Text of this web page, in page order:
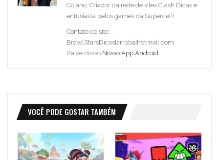
Goiano, Criador da rede de sites Clash Dicas e
entusiasta pelos games da Supercell!
Contato do site:
BrawlStarsDicas[arroba]hotmail.com
Baixe nosso Nosso App Android
VOCÊ PODE GOSTAR TAMBÉM